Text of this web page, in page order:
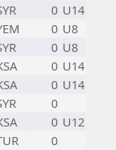
0 U14
0 U8
0 U8
0 U14
0 U14
0
0 U12
0